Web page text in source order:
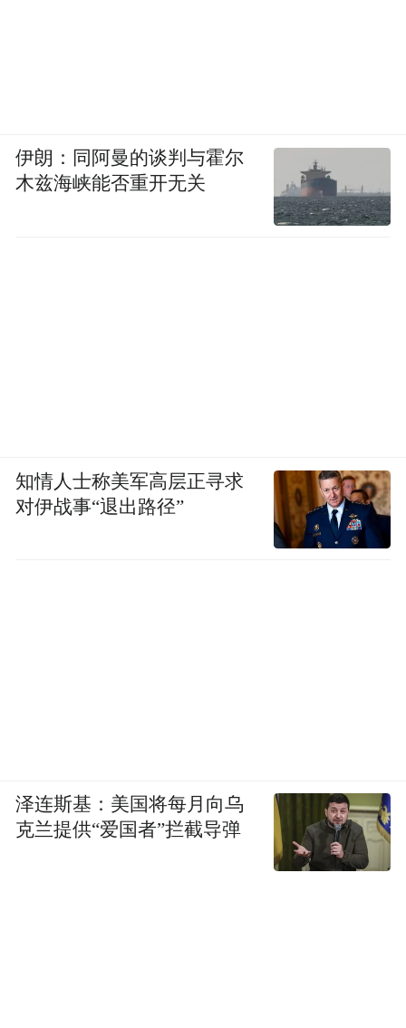
伊朗：同阿曼的谈判与霍尔
木兹海峡能否重开无关
知情人士称美军高层正寻求
对伊战事“退出路径”
泽连斯基：美国将每月向乌
克兰提供“爱国者”拦截导弹